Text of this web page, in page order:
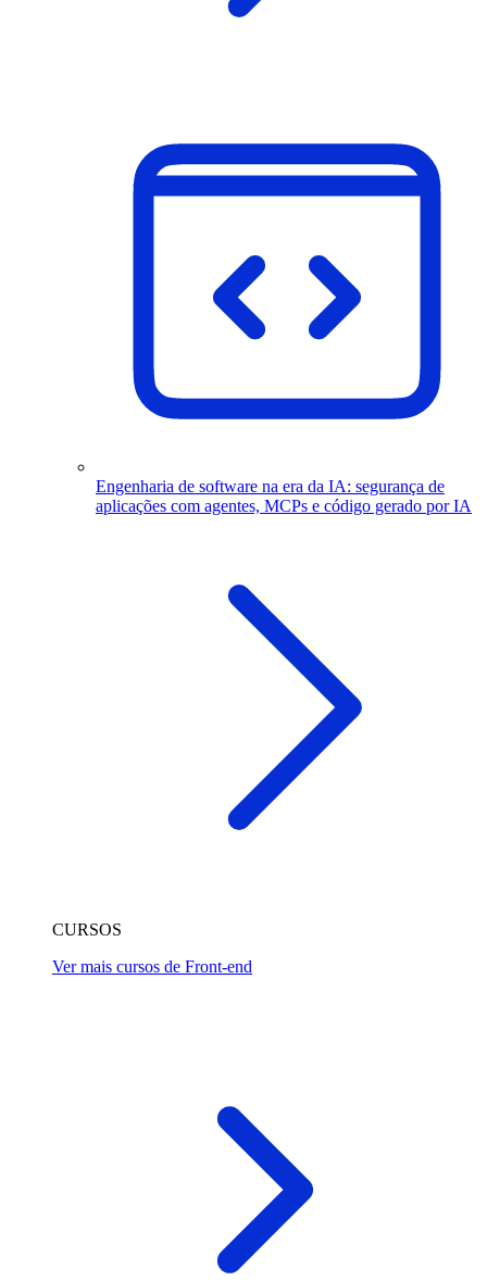
Engenharia de software na era da IA: segurança de
aplicações com agentes, MCPs e código gerado por IA
CURSOS
Ver mais cursos de Front-end